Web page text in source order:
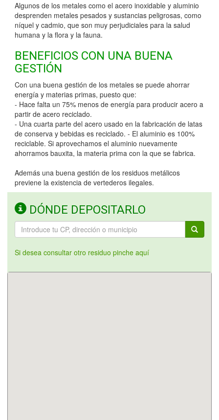
Algunos de los metales como el acero inoxidable y aluminio
desprenden metales pesados y sustancias peligrosas, como
níquel y cadmio, que son muy perjudiciales para la salud
humana y la flora y la fauna.
BENEFICIOS CON UNA BUENA
GESTIÓN
Con una buena gestión de los metales se puede ahorrar
energía y materias primas, puesto que:
- Hace falta un 75% menos de energía para producir acero a
partir de acero reciclado.
- Una cuarta parte del acero usado en la fabricación de latas
de conserva y bebidas es reciclado. - El aluminio es 100%
reciclable. Si aprovechamos el aluminio nuevamente
ahorramos bauxita, la materia prima con la que se fabrica.
Además una buena gestión de los residuos metálicos
previene la existencia de vertederos ilegales.
DÓNDE DEPOSITARLO
Si desea consultar otro residuo pinche aquí